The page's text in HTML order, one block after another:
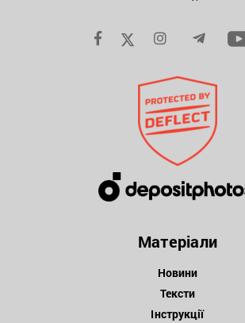
Матеріали
Новини
Тексти
Інструкції